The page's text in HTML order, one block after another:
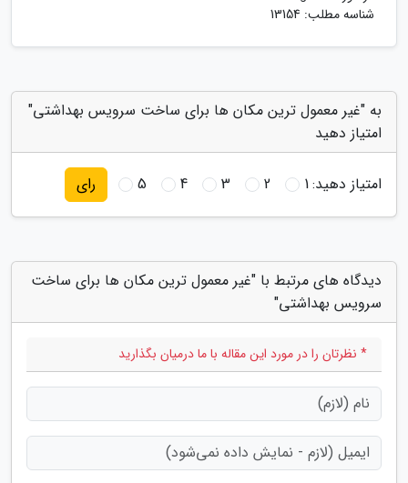
شناسه مطلب: 13154
به "غیر معمول ترین مکان ها برای ساخت سرویس بهداشتی"
امتیاز دهید
امتیاز دهید:1
2
3
4
5 رای
دیدگاه های مرتبط با "غیر معمول ترین مکان ها برای ساخت
سرویس بهداشتی"
* نظرتان را در مورد این مقاله با ما درمیان بگذارید